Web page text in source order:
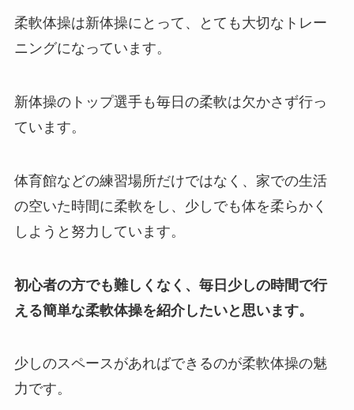
柔軟体操は新体操にとって、とても大切なトレー
ニングになっています。
新体操のトップ選手も毎日の柔軟は欠かさず行っ
ています。
体育館などの練習場所だけではなく、家での生活
の空いた時間に柔軟をし、少しでも体を柔らかく
しようと努力しています。
初心者の方でも難しくなく、毎日少しの時間で行
える簡単な柔軟体操を紹介したいと思います。
少しのスペースがあればできるのが柔軟体操の魅
力です。